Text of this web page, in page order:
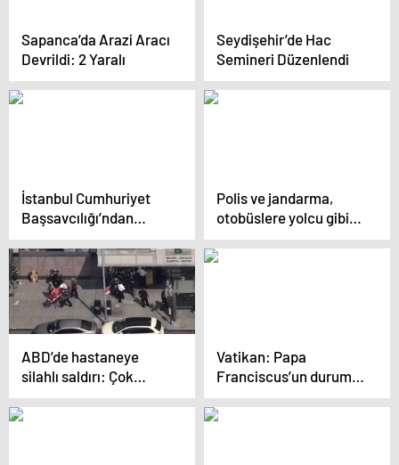
Sapanca’da Arazi Aracı
Devrildi: 2 Yaralı
Seydişehir’de Hac
Semineri Düzenlendi
İstanbul Cumhuriyet
Başsavcılığı’ndan
“siyasi yasak” iddiasına
yalanlama
Polis ve jandarma,
otobüslere yolcu gibi
binip şoförleri
denetleyecek
ABD’de hastaneye
silahlı saldırı: Çok
sayıda yaralı var
Vatikan: Papa
Franciscus’un durumu
kritik